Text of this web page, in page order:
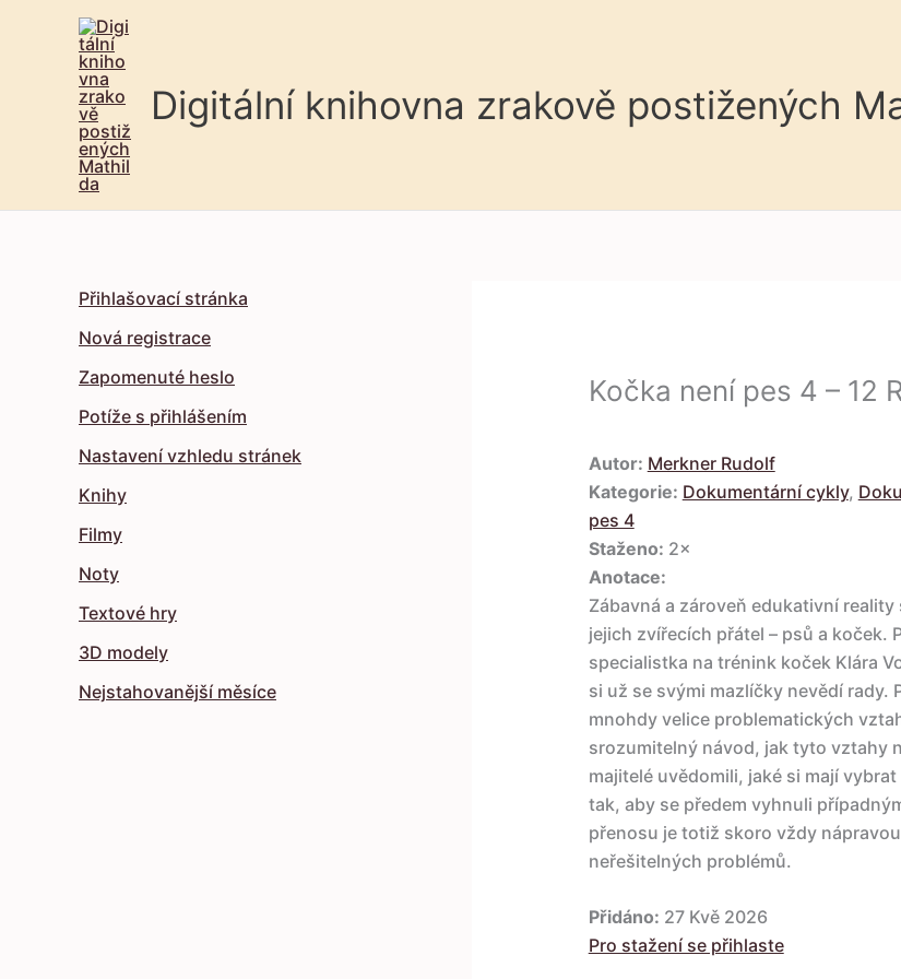
Digitální knihovna zrakově postižených
Přihlašovací stránka
Nová registrace
Zapomenuté heslo
Potíže s přihlášením
Nastavení vzhledu stránek
Knihy
Filmy
Noty
Textové hry
3D modely
Nejstahovanější měsíce
Kočka není pes 4 – 12
Autor: Merkner Rudolf
Kategorie: Dokumentární cykly,
pes 4
Staženo: 2×
Anotace:
Zábavná a zároveň edukativní
jejich zvířecích přátel – psů a koček.
specialistka na trénink koček Klára
si už se svými mazlíčky nevědí
mnohdy velice problematických
srozumitelný návod, jak tyto vztahy
majitelé uvědomili, jaké si mají
tak, aby se předem vyhnuli
přenosu je totiž skoro vždy
neřešitelných problémů.
Přidáno: 27 Kvě 2026
Pro stažení se přihlaste